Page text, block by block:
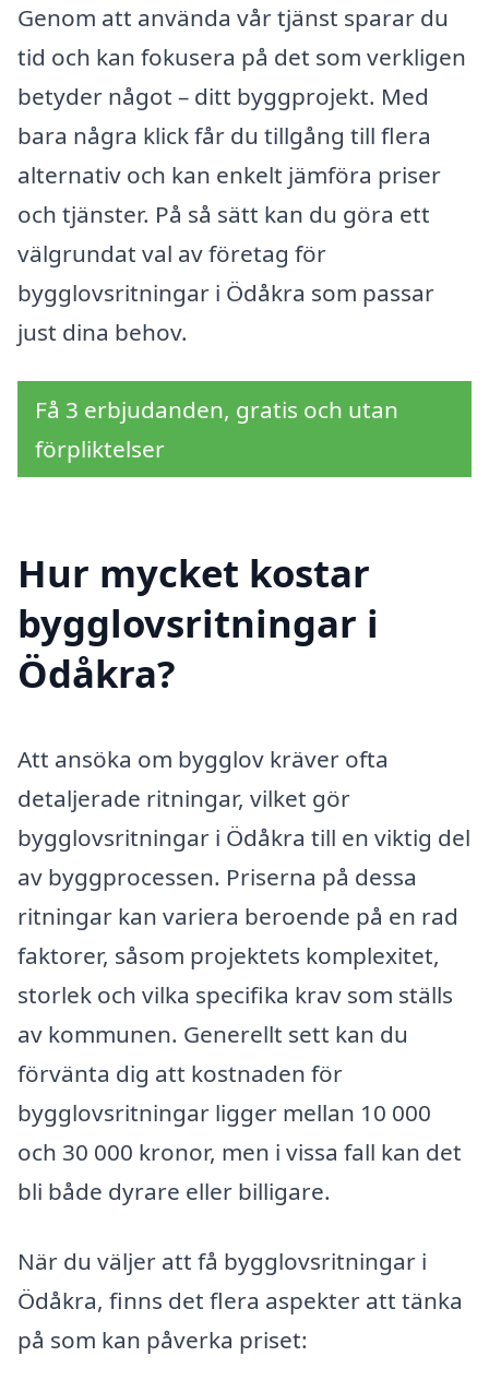
Genom att använda vår tjänst sparar du
tid och kan fokusera på det som verkligen
betyder något – ditt byggprojekt. Med
bara några klick får du tillgång till flera
alternativ och kan enkelt jämföra priser
och tjänster. På så sätt kan du göra ett
välgrundat val av företag för
bygglovsritningar i Ödåkra som passar
just dina behov.
Få 3 erbjudanden, gratis och utan
förpliktelser
Hur mycket kostar
bygglovsritningar i
Ödåkra?
Att ansöka om bygglov kräver ofta
detaljerade ritningar, vilket gör
bygglovsritningar i Ödåkra till en viktig del
av byggprocessen. Priserna på dessa
ritningar kan variera beroende på en rad
faktorer, såsom projektets komplexitet,
storlek och vilka specifika krav som ställs
av kommunen. Generellt sett kan du
förvänta dig att kostnaden för
bygglovsritningar ligger mellan 10 000
och 30 000 kronor, men i vissa fall kan det
bli både dyrare eller billigare.
När du väljer att få bygglovsritningar i
Ödåkra, finns det flera aspekter att tänka
på som kan påverka priset: